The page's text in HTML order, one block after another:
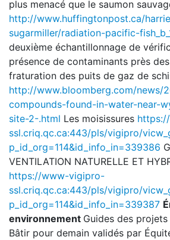
plus menacé que le saumon
http://www.huffingtonpost.ca/
sugarmiller/radiation-pacific-
deuxième échantillonnage de
présence de contaminants près
fraturation des puits de gaz de
http://www.bloomberg.com/news/
compounds-found-in-water-near-
site-2-.html Les moisissures
ssl.criq.qc.ca:443/pls/vigipro/
p_id_org=114&id_info_in=339386
VENTILATION NATURELLE ET
https://www-vigipro-
ssl.criq.qc.ca:443/pls/vigipro/
p_id_org=114&id_info_in=339387
environnement Guides des
Bâtir pour demain validés par